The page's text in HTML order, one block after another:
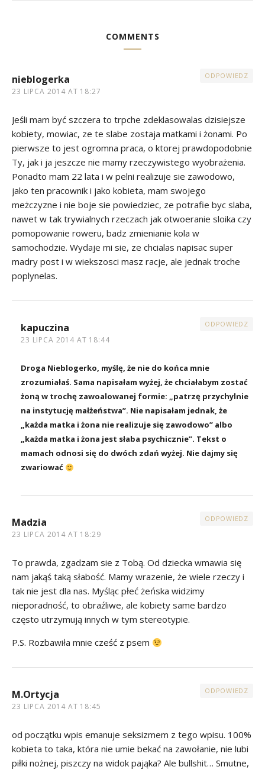
COMMENTS
nieblogerka
23 LIPCA 2014 AT 18:27
ODPOWIEDZ
Jeśli mam być szczera to trpche zdeklasowalas dzisiejsze
kobiety, mowiac, ze te slabe zostaja matkami i żonami. Po
pierwsze to jest ogromna praca, o ktorej prawdopodobnie
Ty, jak i ja jeszcze nie mamy rzeczywistego wyobrażenia.
Ponadto mam 22 lata i w pelni realizuje sie zawodowo,
jako ten pracownik i jako kobieta, mam swojego
meżczyzne i nie boje sie powiedziec, ze potrafie byc slaba,
nawet w tak trywialnych rzeczach jak otwoeranie sloika czy
pomopowanie roweru, badz zmienianie kola w
samochodzie. Wydaje mi sie, ze chcialas napisac super
madry post i w wiekszosci masz racje, ale jednak troche
poplynelas.
kapuczina
23 LIPCA 2014 AT 18:44
ODPOWIEDZ
Droga Nieblogerko, myślę, że nie do końca mnie
zrozumiałaś. Sama napisałam wyżej, że chciałabym zostać
żoną w trochę zawoalowanej formie: „patrzę przychylnie
na instytucję małżeństwa”. Nie napisałam jednak, że
„każda matka i żona nie realizuje się zawodowo” albo
„każda matka i żona jest słaba psychicznie”. Tekst o
mamach odnosi się do dwóch zdań wyżej. Nie dajmy się
zwariować
Madzia
23 LIPCA 2014 AT 18:29
ODPOWIEDZ
To prawda, zgadzam sie z Tobą. Od dziecka wmawia się
nam jakąś taką słabość. Mamy wrazenie, że wiele rzeczy i
tak nie jest dla nas. Myśląc płeć żeńska widzimy
nieporadność, to obraźliwe, ale kobiety same bardzo
często utrzymują innych w tym stereotypie.
P.S. Rozbawiła mnie cześć z psem
M.Ortycja
23 LIPCA 2014 AT 18:45
ODPOWIEDZ
od początku wpis emanuje seksizmem z tego wpisu. 100%
kobieta to taka, która nie umie bekać na zawołanie, nie lubi
piłki nożnej, piszczy na widok pająka? Ale bullshit… Smutne,